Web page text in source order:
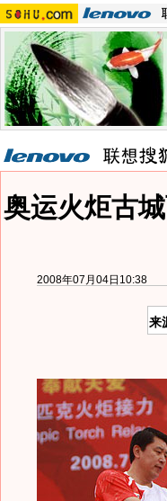
奥运火炬古
2008年07月04日10:38
来